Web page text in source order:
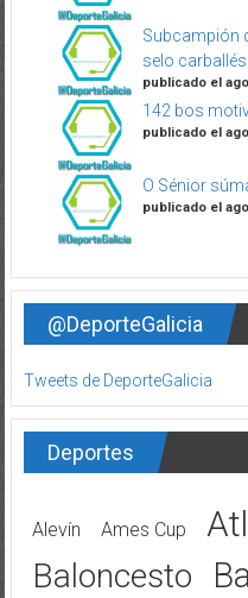
Subcampión
selo
publicado el
142 bos
publicado el
O Sénior
publicado el
@DeporteGalicia
Tweets de DeporteGalicia
Deportes
Alevín Ames Cup
Baloncesto